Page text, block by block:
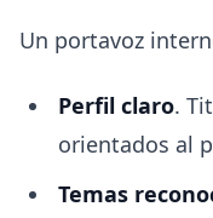
Un portavoz
Perfil claro.
orientados al
Temas